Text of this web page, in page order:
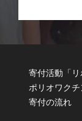
寄付活動「
ポリオワク
寄付の流れ